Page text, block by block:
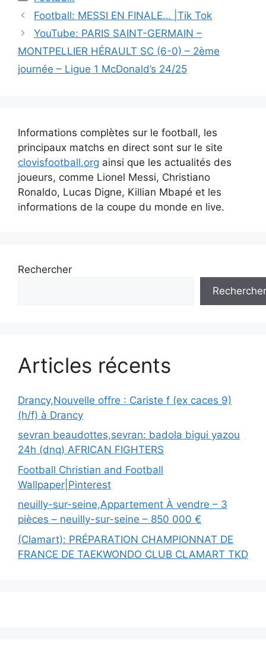
Navigation
des
Football: MESSI EN FINALE… |Tik Tok
YouTube: PARIS SAINT-GERMAIN –
MONTPELLIER HÉRAULT SC (6-0) – 2ème
journée – Ligue 1 McDonald’s 24/25
Informations complètes sur le football, les
principaux matchs en direct sont sur le site
clovisfootball.org ainsi que les actualités des
joueurs, comme Lionel Messi, Christiano
Ronaldo, Lucas Digne, Killian Mbapé et les
informations de la coupe du monde en live.
Rechercher
Rechercher
Articles récents
Drancy,Nouvelle offre : Cariste f (ex caces 9)
(h/f) à Drancy
sevran beaudottes,sevran: badola bigui yazou
24h (dnq) AFRICAN FIGHTERS
Football Christian and Football
Wallpaper|Pinterest
neuilly-sur-seine,Appartement À vendre – 3
pièces – neuilly-sur-seine – 850 000 €
(Clamart): PRÉPARATION CHAMPIONNAT DE
FRANCE DE TAEKWONDO CLUB CLAMART TKD